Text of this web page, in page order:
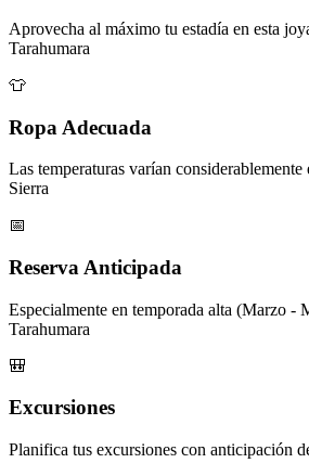
Aprovecha al máximo tu estadía en esta
Tarahumara
👕
Ropa Adecuada
Las temperaturas varían
Sierra
📅
Reserva Anticipada
Especialmente en temporada alta (Marzo -
Tarahumara
🎒
Excursiones
Planifica tus excursiones con anticipación